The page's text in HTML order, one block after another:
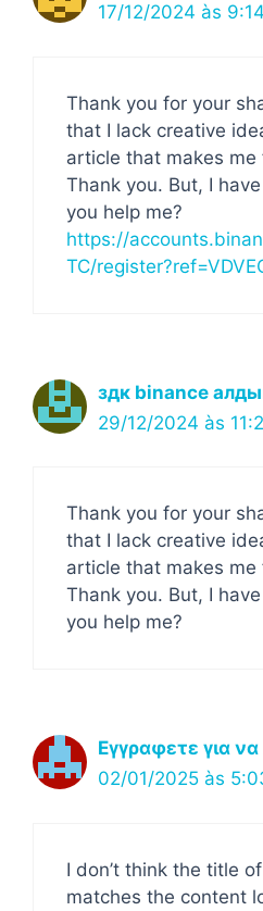
17/12/2024 às
Thank you for your
that I lack creative
article that makes me
Thank you. But, I
you help me?
https://
TC/
здк binance
29/12/2024 às
Thank you for your
that I lack creative
article that makes me
Thank you. But, I
you help me?
Εγγραφετε για
02/01/2025 às
I don’t think the title
matches the content